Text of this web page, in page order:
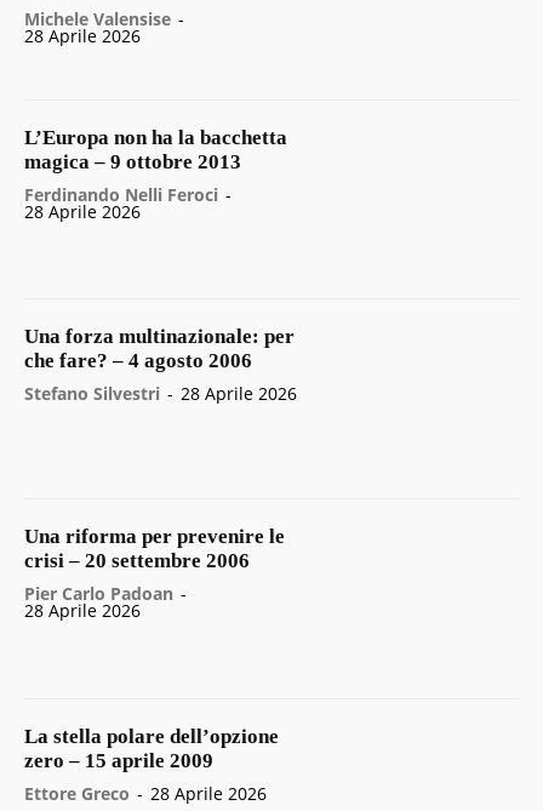
Michele Valensise -
28 Aprile 2026
L’Europa non ha la bacchetta
magica – 9 ottobre 2013
Ferdinando Nelli Feroci -
28 Aprile 2026
Una forza multinazionale: per
che fare? – 4 agosto 2006
Stefano Silvestri - 28 Aprile 2026
Una riforma per prevenire le
crisi – 20 settembre 2006
Pier Carlo Padoan -
28 Aprile 2026
La stella polare dell’opzione
zero – 15 aprile 2009
Ettore Greco - 28 Aprile 2026